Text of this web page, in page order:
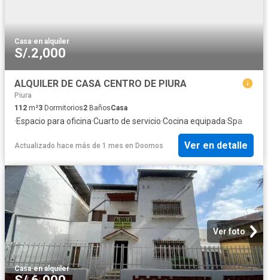
Casa·en alquiler
S/.2,000
ALQUILER DE CASA CENTRO DE PIURA
Piura
112 m²3 Dormitorios2 BañosCasa
·Espacio para oficina·Cuarto de servicio·Cocina equipada·Spa
Actualizado hace más de 1 mes en Doomos Ver en detalle
Ver foto
Casa·en alquiler